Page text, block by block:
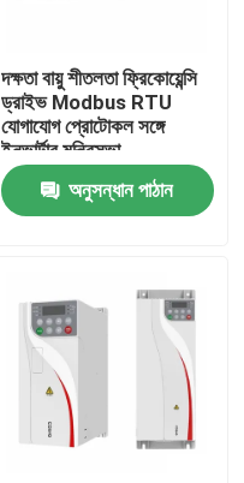
দক্ষতা বায়ু শীতলতা ফ্রিকোয়েন্সি
ড্রাইভ Modbus RTU
যোগাযোগ প্রোটোকল সঙ্গে
ইনভার্টার মন্ত্রিসভা
অনুসন্ধান পাঠান